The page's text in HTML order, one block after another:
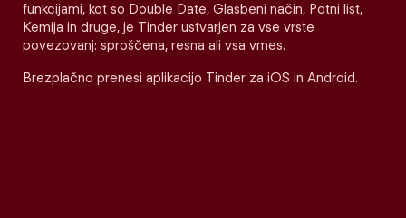
funkcijami, kot so Double Date, Glasbeni način, Potni list,
Kemija in druge, je Tinder ustvarjen za vse vrste
povezovanj: sproščena, resna ali vsa vmes.
Brezplačno prenesi aplikacijo Tinder za iOS in Android.